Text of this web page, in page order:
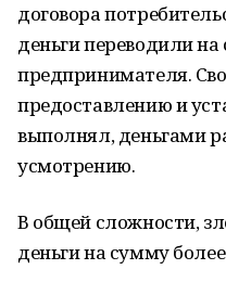
договора
деньги переводили на
предпринимателя.
предоставлению и
выполнял, деньгами
усмотрению.
В общей сложности,
деньги на сумму